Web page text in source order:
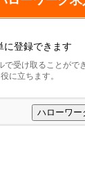
に登録できます
受け取ることがで
に立ちます。